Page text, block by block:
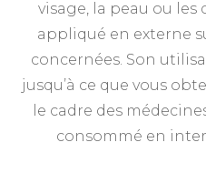
visage, la peau ou les
appliqué en externe
concernées. Son
jusqu’à ce que vous
le cadre des
consommé en